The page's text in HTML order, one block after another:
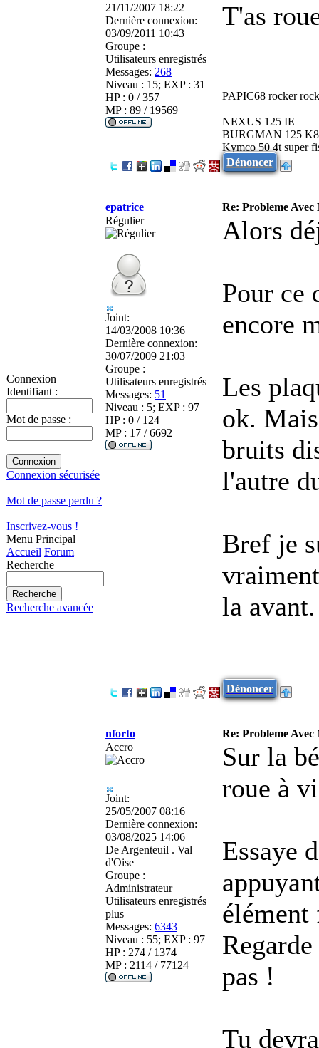
Connexion
Identifiant :
Mot de passe :
Connexion sécurisée
Mot de passe perdu ?
Inscrivez-vous !
Menu Principal
Accueil Forum
Recherche
Recherche avancée
21/11/2007 18:22
Dernière connexion:
03/09/2011 10:43
Groupe :
Utilisateurs enregistrés
Messages: 268
Niveau : 15; EXP : 31
HP : 0 / 357
MP : 89 / 19569
T'as
PAPIC68 rocker
NEXUS 125 IE
BURGMAN 125 K8
Kymco 50 4t super
Dénoncer
epatrice
Re: Probleme
Régulier
Joint:
14/03/2008 10:36
Dernière connexion:
30/07/2009 21:03
Groupe :
Utilisateurs enregistrés
Messages: 51
Niveau : 5; EXP : 97
HP : 0 / 124
MP : 17 / 6692
Alors
Pour ce
encore
Les
ok.
bruits
l'autre
Bref je
la avant.
Dénoncer
nforto
Re: Probleme
Accro
Joint:
25/05/2007 08:16
Dernière connexion:
03/08/2025 14:06
De Argenteuil . Val
d'Oise
Groupe :
Administrateur
Utilisateurs enregistrés
plus
Messages: 6343
Niveau : 55; EXP : 97
HP : 274 / 1374
MP : 2114 / 77124
Sur la
roue à
Essaye
élément
pas !
Tu